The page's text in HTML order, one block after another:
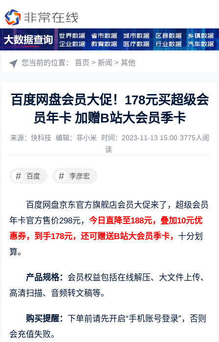
您当前的位置：首页 >新闻 >其他
百度网盘会员大促！178元买超级会
员年卡 加赠B站大会员季卡
来源：快科技 编辑：非小米 时间：2023-11-13 15:00 3775人阅
读
# 百度 # 李彦宏
百度网盘京东官方旗舰店会员大促来了，超级会员
年卡官方售价298元，今日直降至188元，叠加10元优
惠券，到手178元，还可赠送B站大会员季卡， 十分划
算。
产品规格： 会员权益包括在线解压、大文件上传、
高清扫描、音频转文稿等。
购买提醒： 下单前请先开启“手机账号登录”，否则
会充值失败。